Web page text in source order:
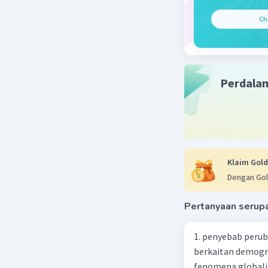
Klaim
Dengan
Pertanyaan
1. penyebab
berkaitan